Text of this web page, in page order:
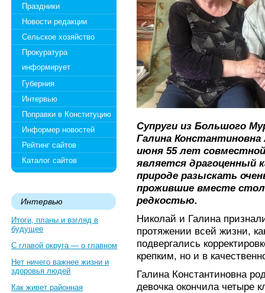
Праздники
Новости редакции
Сельское хозяйство
Прокуратура
информирует
Губерния
Интервью
Поправки в Конституцию
Информер новостей
Рейтинг сайтов
Каталог сайтов
Интервью
Итоги, планы и взгляд в
будущее
С главой округа — о главном
Нет ничего важнее жизни и
здоровья людей
Как живет районная
Супруги из Большого
Галина
июня 55 лет
является драгоценный
природе разыскать
прожившие вместе
редкостью.
Николай и Галина
протяжении всей жизни,
подвергались
крепким, но и в
Галина Константиновна
девочка окончила четыре